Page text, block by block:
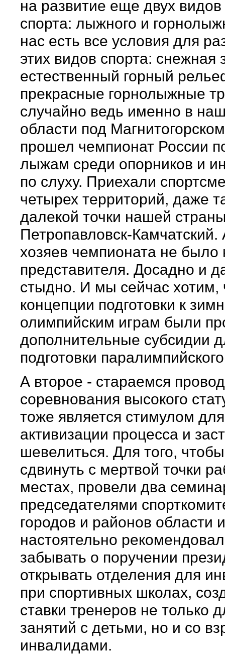
на развитие еще двух видов
спорта: лыжного и
нас есть все условия для
этих видов спорта: снежная
естественный горный
прекрасные горнолыжные
случайно ведь именно в
области под
прошел чемпионат России
лыжам среди опорников и
по слуху. Приехали
четырех территорий, даже
далекой точки нашей
Петропавловск-Камчатский.
хозяев чемпионата не было
представителя. Досадно и
стыдно. И мы сейчас хотим,
концепции подготовки к
олимпийским играм были
дополнительные субсидии
подготовки
А второе - стараемся
соревнования высокого
тоже является стимулом для
активизации процесса и
шевелиться. Для того,
сдвинуть с мертвой точки
местах, провели два
председателями
городов и районов области
настоятельно
забывать о поручении
открывать отделения для
при спортивных школах,
ставки тренеров не только
занятий с детьми, но и со
инвалидами.